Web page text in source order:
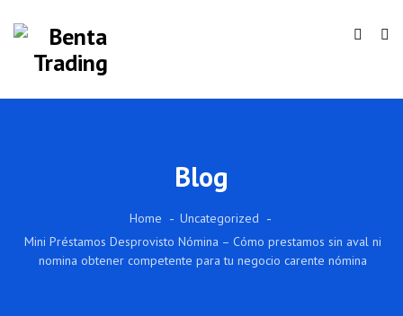
Blog
Home
Uncategorized
Mini Préstamos Desprovisto Nómina – Cómo prestamos sin aval ni
nomina obtener competente para tu negocio carente nómina